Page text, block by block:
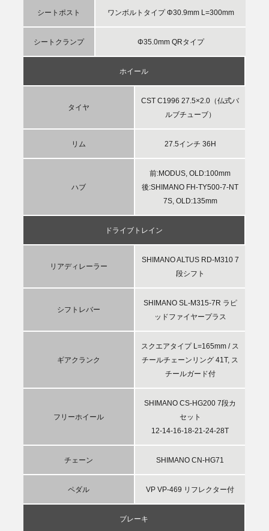
シートポスト ワンボルトタイプ Φ30.9mm L=300mm
シートクランプ Φ35.0mm QRタイプ
ホイール
タイヤ
CST C1996 27.5×2.0（仏式バ
ルブチューブ）
リム 27.5インチ 36H
ハブ
前:MODUS, OLD:100mm
後:SHIMANO FH-TY500-7-NT
7S, OLD:135mm
ドライブトレイン
リアディレーラー
SHIMANO ALTUS RD-M310 7
段シフト
シフトレバー
SHIMANO SL-M315-7R ラピ
ッドファイヤープラス
ギアクランク
スクエアタイプ L=165mm / ス
チールチェーンリング 41T, ス
チールガード付
フリーホイール
SHIMANO CS-HG200 7段カ
セット
12-14-16-18-21-24-28T
チェーン SHIMANO CN-HG71
ペダル VP VP-469 リフレクター付
ブレーキ